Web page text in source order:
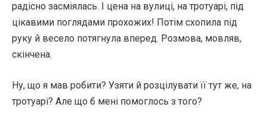
радісно засміялась. І цена на вулиці, на тротуарі, під
цікавими поглядами прохожих! Потім схопила під
руку й весело потягнула вперед. Розмова, мовляв,
скінчена.
Ну, що я мав робити? Узяти й розцілувати її тут же, на
тротуарі? Але що б мені помоглось з того?